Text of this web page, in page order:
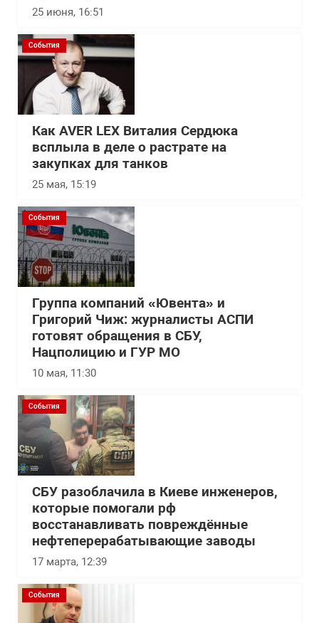
25 июня, 16:51
События
Как AVER LEX Виталия Сердюка
всплыла в деле о растрате на
закупках для танков
25 мая, 15:19
События
Группа компаний «Ювента» и
Григорий Чиж: журналисты АСПИ
готовят обращения в СБУ,
Нацполицию и ГУР МО
10 мая, 11:30
События
СБУ разоблачила в Киеве инженеров,
которые помогали рф
восстанавливать повреждённые
нефтеперерабатывающие заводы
17 марта, 12:39
События